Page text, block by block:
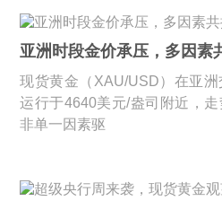
亚洲时段金价承压，多因素
现货黄金（XAU/USD）在亚
运行于4640美元/盎司附近，
非单一因素驱